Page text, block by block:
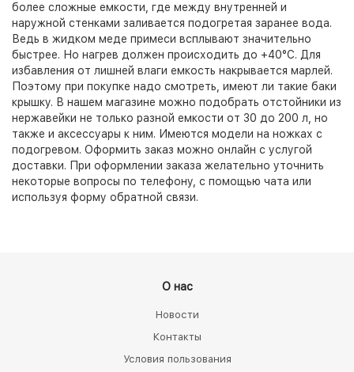
более сложные емкости, где между внутренней и
наружной стенками заливается подогретая заранее вода.
Ведь в жидком меде примеси всплывают значительно
быстрее. Но нагрев должен происходить до +40°C. Для
избавления от лишней влаги емкость накрывается марлей.
Поэтому при покупке надо смотреть, имеют ли такие баки
крышку. В нашем магазине можно подобрать отстойники из
нержавейки не только разной емкости от 30 до 200 л, но
также и аксессуары к ним. Имеются модели на ножках с
подогревом. Оформить заказ можно онлайн с услугой
доставки. При оформлении заказа желательно уточнить
некоторые вопросы по телефону, с помощью чата или
используя форму обратной связи.
О нас
Новости
Контакты
Условия пользования